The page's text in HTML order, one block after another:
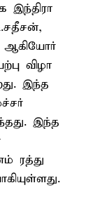
இந்திரா
ஆகியோர்
விழா
இந்த
இந்த
ரத்து